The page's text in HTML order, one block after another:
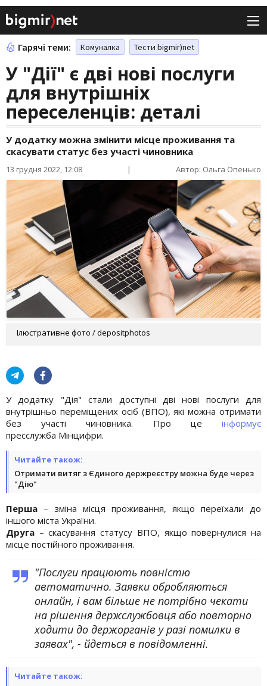
Гарячі теми: Комуналка Тести bigmir)net
У "Дії" є дві нові послуги
для внутрішніх
переселенців: деталі
У додатку можна змінити місце проживання та
скасувати статус без участі чиновника
13 грудня 2022, 12:08 | Автор: Ольга Опенько
Ілюстративне фото / depositphotos
У додатку "Дія" стали доступні дві нові послуги для
внутрішньо переміщених осіб (ВПО), які можна отримати
без участі чиновника. Про це інформує
пресслужба Мінцифри.
Читайте також:
Отримати витяг з Єдиного держреєстру можна буде через
"Дію"
Перша – зміна місця проживання, якщо переїхали до
іншого міста України.
Друга – скасування статусу ВПО, якщо повернулися на
місце постійного проживання.
"Послуги працюють повністю
автоматично. Заявки обробляються
онлайн, і вам більше не потрібно чекати
на рішення держслужбовця або повторно
ходити до держорганів у разі помилки в
заявах", - йдеться в повідомленні.
Читайте також: